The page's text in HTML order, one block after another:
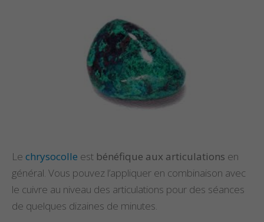
Le chrysocolle est bénéfique aux articulations en
général. Vous pouvez l’appliquer en combinaison avec
le cuivre au niveau des articulations pour des séances
de quelques dizaines de minutes.